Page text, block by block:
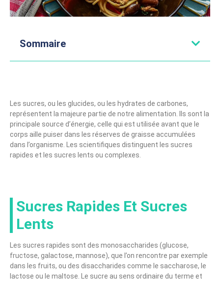
Sommaire
Les sucres, ou les glucides, ou les hydrates de carbones,
représentent la majeure partie de notre alimentation. Ils sont la
principale source d’énergie, celle qui est utilisée avant que le
corps aille puiser dans les réserves de graisse accumulées
dans l’organisme. Les scientifiques distinguent les sucres
rapides et les sucres lents ou complexes.
Sucres Rapides Et Sucres
Lents
Les sucres rapides sont des monosaccharides (glucose,
fructose, galactose, mannose), que l’on rencontre par exemple
dans les fruits, ou des disaccharides comme le saccharose, le
lactose ou le maltose. Le sucre au sens ordinaire du terme et